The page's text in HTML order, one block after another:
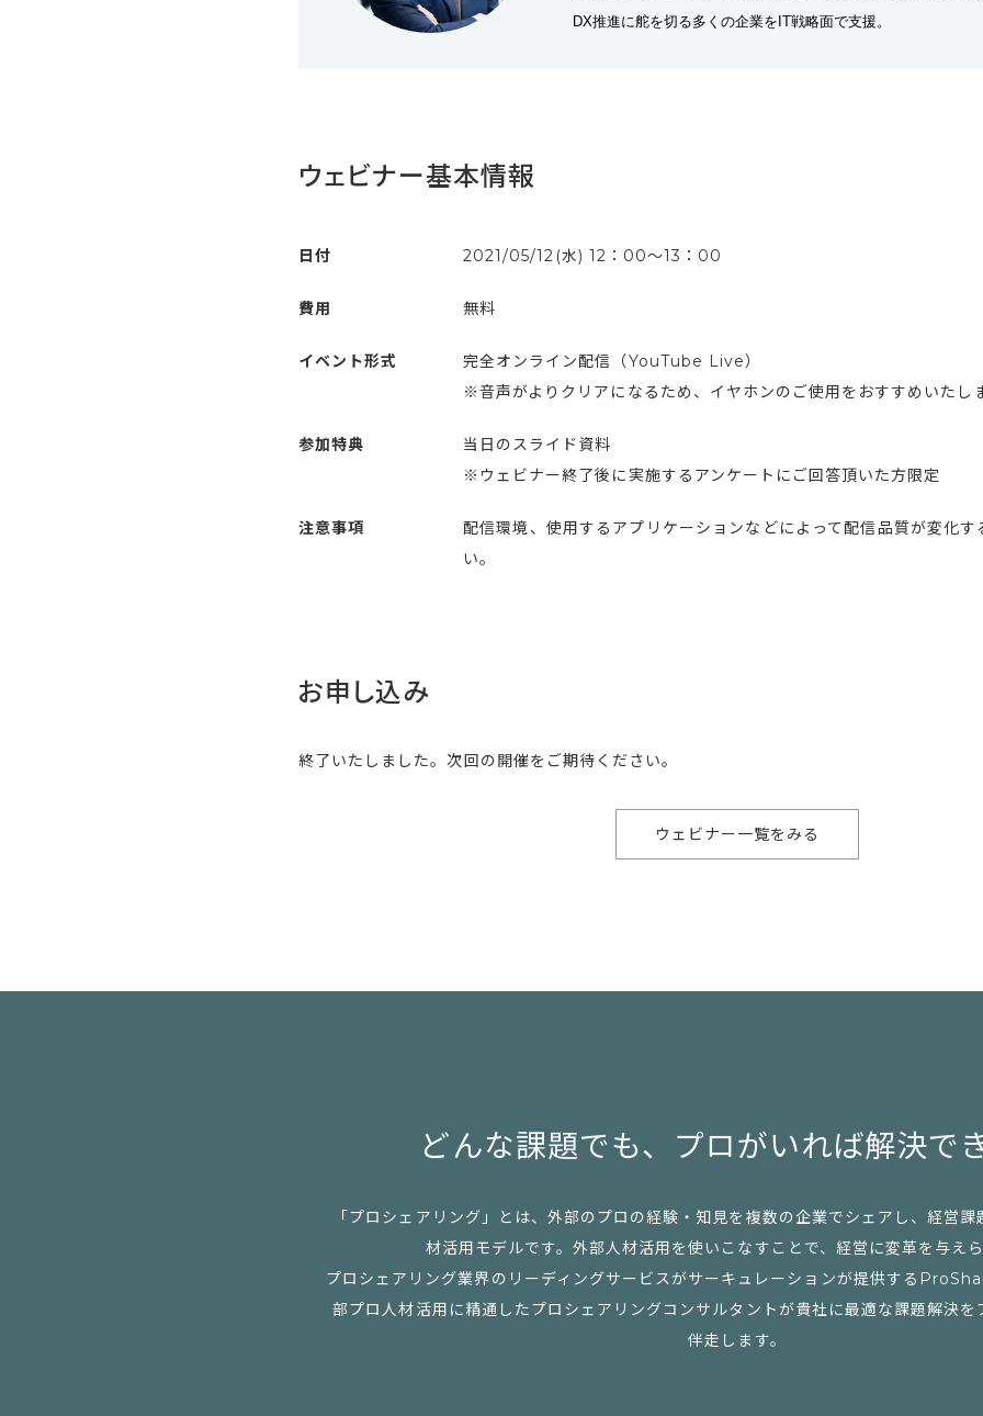
DX推進に舵を切る多くの企業をIT戦略面で支援。
ウェビナー基本情報
日付 2021/05/12(水) 12：00～13：00
費用 無料
イベント形式
完全オンライン配信（YouTube Live）
※音声がよりクリアになるため、イヤホンのご使用をおすすめいたし
参加特典
当日のスライド資料
※ウェビナー終了後に実施するアンケートにご回答頂いた方限定
注意事項
配信環境、使用するアプリケーションなどによって配信品質が変化
い。
お申し込み
終了いたしました。次回の開催をご期待ください。
ウェビナー一覧をみる
どんな課題でも、 プロがいれば解決で
「プロシェアリング」とは、外部のプロの経験・知見を複数の企業でシェアし、経営
材活用モデルです。外部人材活用を使いこなすことで、経営に変革を与えら
プロシェアリング業界のリーディングサービスがサーキュレーションが提供する
部プロ人材活用に精通したプロシェアリングコンサルタントが貴社に最適な課題解決を
伴走します。